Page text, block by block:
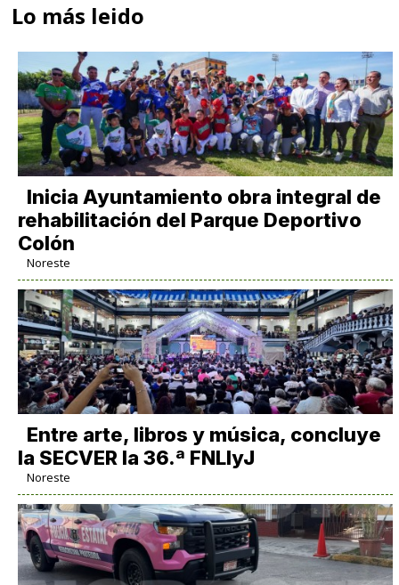
Lo más leido
Inicia Ayuntamiento obra integral de
rehabilitación del Parque Deportivo
Colón
Noreste
Entre arte, libros y música, concluye
la SECVER la 36.ª FNLIyJ
Noreste